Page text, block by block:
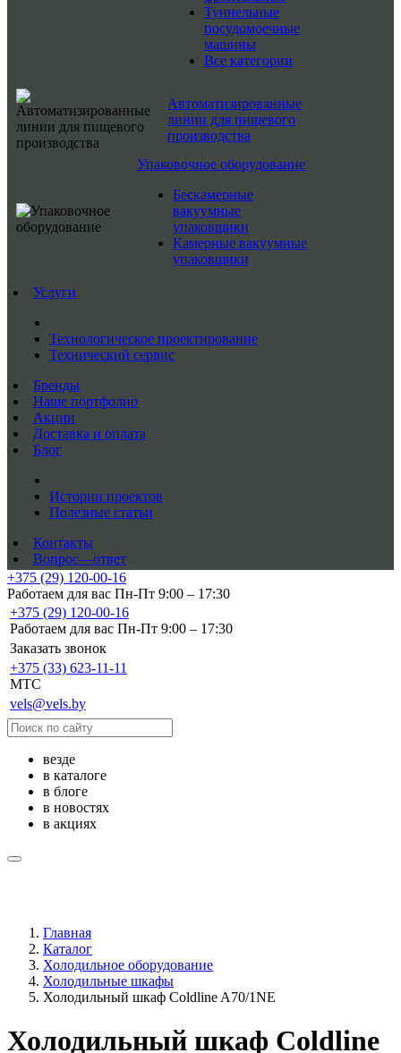
Туннельные
посудомоечные
машины
Все категории
Автоматизированные
линии для пищевого
производства
Упаковочное оборудование
Бескамерные
вакуумные
упаковщики
Камерные вакуумные
упаковщики
Услуги
Технологическое проектирование
Технический сервис
Бренды
Наше портфолио
Акции
Доставка и оплата
Блог
Истории проектов
Полезные статьи
Контакты
Вопрос—ответ
+375 (29) 120-00-16
Работаем для вас Пн-Пт 9:00 – 17:30
+375 (29) 120-00-16
Работаем для вас Пн-Пт 9:00 – 17:30
Заказать звонок
+375 (33) 623-11-11
MTC
vels@vels.by
везде
в каталоге
в блоге
в новостях
в акциях
Главная
Каталог
Холодильное оборудование
Холодильные шкафы
Холодильный шкаф Coldline A70/1NE
Холодильный шкаф Coldline